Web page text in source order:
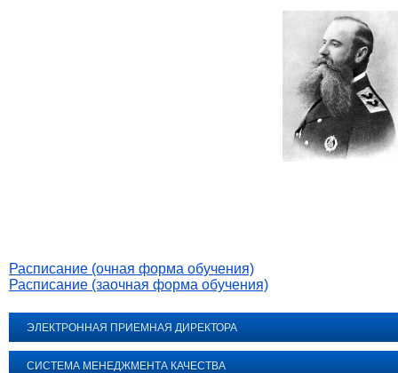
Расписание (очная форма обучения)
Расписание (заочная форма обучения)
ЭЛЕКТРОННАЯ ПРИЕМНАЯ ДИРЕКТОРА
СИСТЕМА МЕНЕДЖМЕНТА КАЧЕСТВА